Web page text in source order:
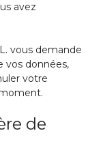
avez
vous demande
vos données,
votre
de